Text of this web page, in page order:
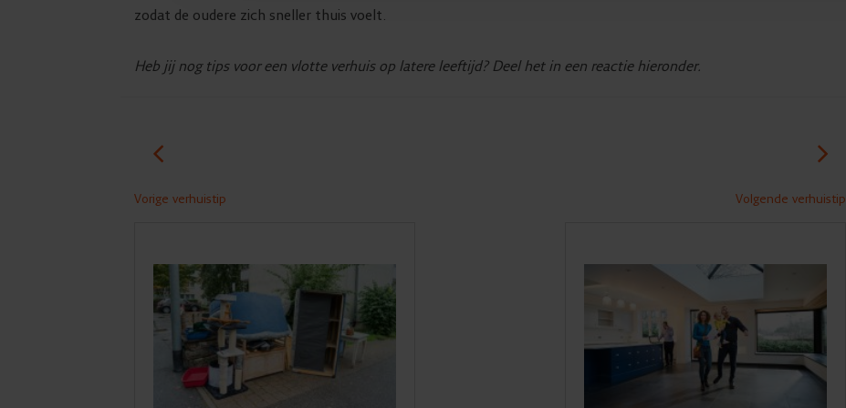
zodat de oudere zich sneller thuis voelt.
Heb jij nog tips voor een vlotte verhuis op latere leeftijd? Deel het in een reactie hieronder.
Vorige verhuistip Volgende verhuistip